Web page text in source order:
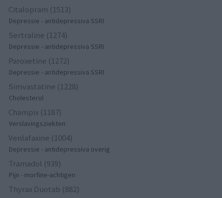
Citalopram (1513)
Depressie - antidepressiva SSRI
Sertraline (1274)
Depressie - antidepressiva SSRI
Paroxetine (1272)
Depressie - antidepressiva SSRI
Simvastatine (1228)
Cholesterol
Champix (1187)
Verslavingsziekten
Venlafaxine (1004)
Depressie - antidepressiva overig
Tramadol (939)
Pijn - morfine-achtigen
Thyrax Duotab (882)